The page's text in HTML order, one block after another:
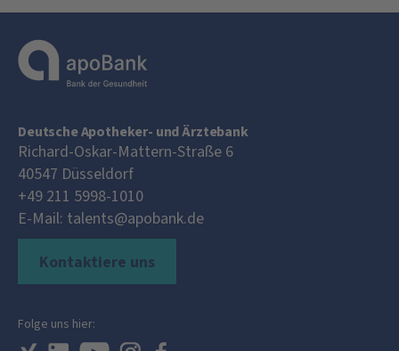
Deutsche Apotheker- und Ärztebank
Richard-Oskar-Mattern-Straße 6
40547 Düsseldorf
+49 211 5998-1010
E-Mail: talents@apobank.de
Kontaktiere uns
Folge uns hier: